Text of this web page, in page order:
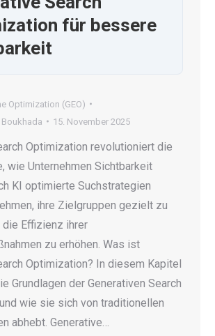
für bessere
Optimization (GEO)
15. November 2025
Optimization revolutioniert die
wie Unternehmen Sichtbarkeit
KI optimierte Suchstrategien
ihre Zielgruppen gezielt zu
die Effizienz ihrer
zu erhöhen. Was ist
Optimization? In diesem Kapitel
Grundlagen der Generativen Search
wie sie sich von traditionellen
abhebt. Generative…